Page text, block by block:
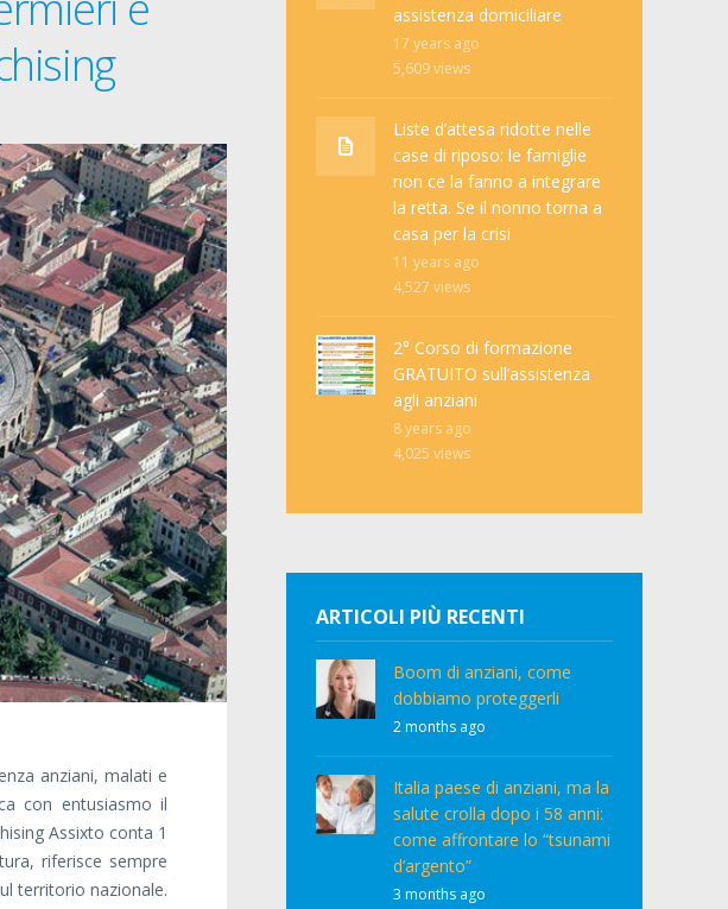
anziani, malati e
con entusiasmo il
Assixto conta 1
riferisce sempre
territorio nazionale.
assistenza domiciliare
17 years ago
5,609views
Liste d’attesa ridotte nelle
case di riposo: le famiglie
non ce la fanno a integrare
la retta. Se il nonno torna a
casa per la crisi
11 years ago
4,527 views
2° Corso di formazione
GRATUITO sull’assistenza
agli anziani
8 years ago
4,025 views
ARTICOLI PIÙ RECENTI
Boom di anziani, come
dobbiamo proteggerli
2 months ago
Italia paese di anziani, ma la
salute crolla dopo i 58 anni:
come affrontare lo “tsunami
d’argento”
3 months ago